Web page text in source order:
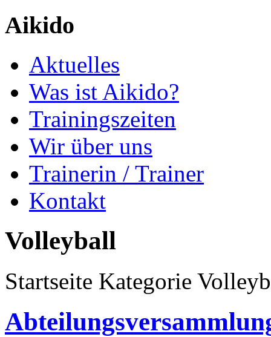
Aikido
Aktuelles
Was ist Aikido?
Trainingszeiten
Wir über uns
Trainerin / Trainer
Kontakt
Volleyball
Startseite Kategorie